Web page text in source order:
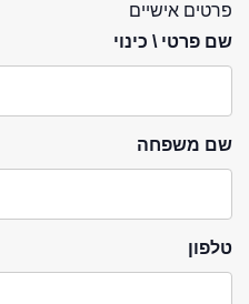
פרטים אישיים
שם פרטי \ כינוי
שם משפחה
טלפון